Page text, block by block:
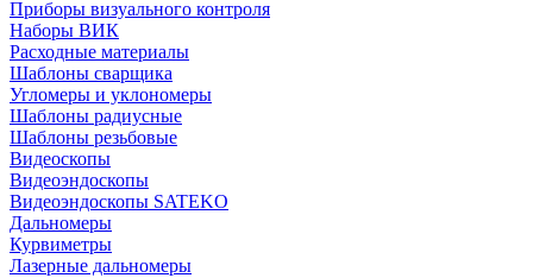
Приборы визуального контроля
Наборы ВИК
Расходные материалы
Шаблоны сварщика
Угломеры и уклономеры
Шаблоны радиусные
Шаблоны резьбовые
Видеоскопы
Видеоэндоскопы
Видеоэндоскопы SATEKO
Дальномеры
Курвиметры
Лазерные дальномеры